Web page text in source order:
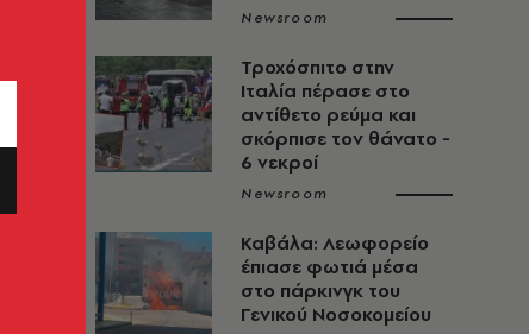
Newsroom
Τροχόσπιτο στην
Ιταλία πέρασε στο
αντίθετο ρεύμα και
σκόρπισε τον θάνατο -
6 νεκροί
Newsroom
Καβάλα: Λεωφορείο
έπιασε φωτιά μέσα
στο πάρκινγκ του
Γενικού Νοσοκομείου